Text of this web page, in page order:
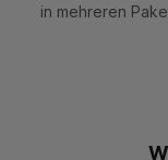
in mehreren